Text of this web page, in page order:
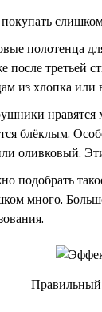
полотенца
после третьей
из хлопка или
нравятся
блёклым.
оливковый.
подобрать
много.
Правильный